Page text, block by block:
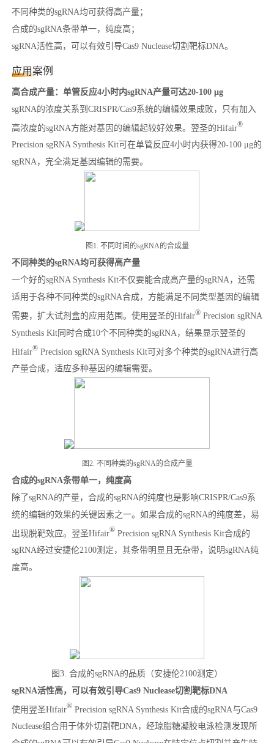
不同种类的sgRNA均可获得高产量；
合成的sgRNA条带单一，纯度高；
sgRNA活性高，可以有效引导Cas9 Nuclease切割靶标DNA。
应用案例
高合成产量：单管反应4小时内sgRNA产量可达20-100 μg
sgRNA的浓度关系到CRISPR/Cas9系统的编辑效果成败，只有加入
高浓度的sgRNA方能对基因的编辑起较好效果。翌圣的Hifair®
Precision sgRNA Synthesis Kit可在单管反应4小时内获得20-100 μg的
sgRNA，完全满足基因编辑的需要。
图1. 不同时间的sgRNA的合成量
不同种类的sgRNA均可获得高产量
一个好的sgRNA Synthesis Kit不仅要能合成高产量的sgRNA，还需
适用于各种不同种类的sgRNA合成，方能满足不同类型基因的编辑
需要，扩大试剂盒的应用范围。使用翌圣的Hifair® Precision sgRNA
Synthesis Kit同时合成10个不同种类的sgRNA，结果显示翌圣的
Hifair® Precision sgRNA Synthesis Kit可对多个种类的sgRNA进行高
产量合成，适应多种基因的编辑需要。
图2. 不同种类的sgRNA的合成产量
合成的sgRNA条带单一，纯度高
除了sgRNA的产量，合成的sgRNA的纯度也是影响CRISPR/Cas9系
统的编辑的效果的关键因素之一。如果合成的sgRNA的纯度差，易
出现脱靶效应。翌圣Hifair® Precision sgRNA Synthesis Kit合成的
sgRNA经过安捷伦2100测定，其条带明显且无杂带，说明sgRNA纯
度高。
图3. 合成的sgRNA的品质（安捷伦2100测定）
sgRNA活性高，可以有效引导Cas9 Nuclease切割靶标DNA
使用翌圣Hifair® Precision sgRNA Synthesis Kit合成的sgRNA与Cas9
Nuclease组合用于体外切割靶DNA，经琼脂糖凝胶电泳检测发现所